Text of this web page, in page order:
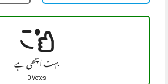
بہت اچھی ہے
0 Votes